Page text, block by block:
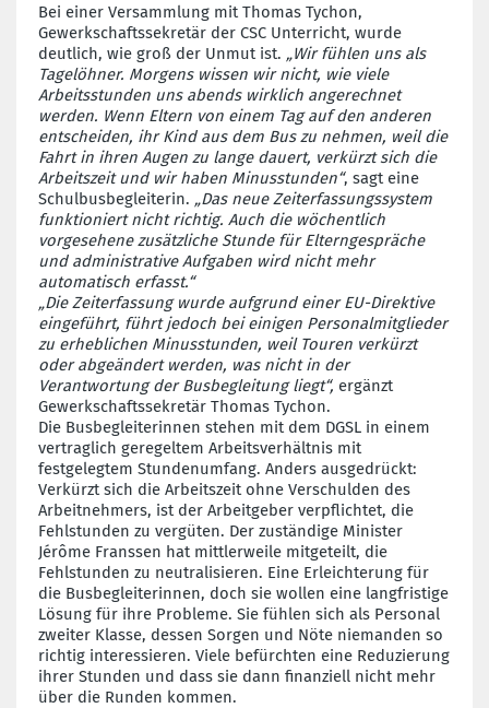
Bei einer Versammlung mit Thomas Tychon,
Gewerkschaftssekretär der CSC Unterricht, wurde
deutlich, wie groß der Unmut ist. „Wir fühlen uns als
Tagelöhner. Morgens wissen wir nicht, wie viele
Arbeitsstunden uns abends wirklich angerechnet
werden. Wenn Eltern von einem Tag auf den anderen
entscheiden, ihr Kind aus dem Bus zu nehmen, weil die
Fahrt in ihren Augen zu lange dauert, verkürzt sich die
Arbeitszeit und wir haben Minusstunden“, sagt eine
Schulbusbegleiterin. „Das neue Zeiterfassungssystem
funktioniert nicht richtig. Auch die wöchentlich
vorgesehene zusätzliche Stunde für Elterngespräche
und administrative Aufgaben wird nicht mehr
automatisch erfasst.“
„Die Zeiterfassung wurde aufgrund einer EU-Direktive
eingeführt, führt jedoch bei einigen Personalmitglieder
zu erheblichen Minusstunden, weil Touren verkürzt
oder abgeändert werden, was nicht in der
Verantwortung der Busbegleitung liegt“, ergänzt
Gewerkschaftssekretär Thomas Tychon.
Die Busbegleiterinnen stehen mit dem DGSL in einem
vertraglich geregeltem Arbeitsverhältnis mit
festgelegtem Stundenumfang. Anders ausgedrückt:
Verkürzt sich die Arbeitszeit ohne Verschulden des
Arbeitnehmers, ist der Arbeitgeber verpflichtet, die
Fehlstunden zu vergüten. Der zuständige Minister
Jérôme Franssen hat mittlerweile mitgeteilt, die
Fehlstunden zu neutralisieren. Eine Erleichterung für
die Busbegleiterinnen, doch sie wollen eine langfristige
Lösung für ihre Probleme. Sie fühlen sich als Personal
zweiter Klasse, dessen Sorgen und Nöte niemanden so
richtig interessieren. Viele befürchten eine Reduzierung
ihrer Stunden und dass sie dann finanziell nicht mehr
über die Runden kommen.